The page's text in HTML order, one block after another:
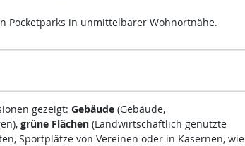
Pocketparks in unmittelbarer Wohnortnähe.
gezeigt: Gebäude (Gebäude,
grüne Flächen(Landwirtschaftlich genutzte
Sportplätze von Vereinen oder in Kasernen, wie